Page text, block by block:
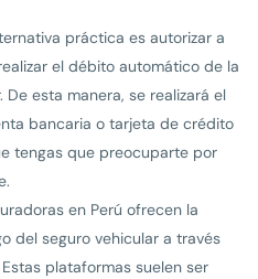
práctica es autorizar a
el débito automático de la
esta manera, se realizará el
bancaria o tarjeta de crédito
tengas que preocuparte por
en Perú ofrecen la
del seguro vehicular a través
plataformas suelen ser